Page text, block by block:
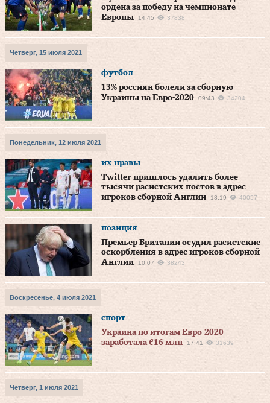
ордена за победу на чемпионате
Европы
14:45 37838
Четверг, 15 июля 2021
футбол
13% россиян болели за сборную
Украины на Евро-2020
09:43 34204
Понедельник, 12 июля 2021
их нравы
Twitter пришлось удалить более
тысячи расистских постов в адрес
игроков сборной Англии
18:19 40057
позиция
Премьер Британии осудил расистские
оскорбления в адрес игроков сборной
Англии
10:07 38243
Воскресенье, 4 июля 2021
спорт
Украина по итогам Евро-2020
заработала €16 млн
17:41 31639
Четверг, 1 июля 2021